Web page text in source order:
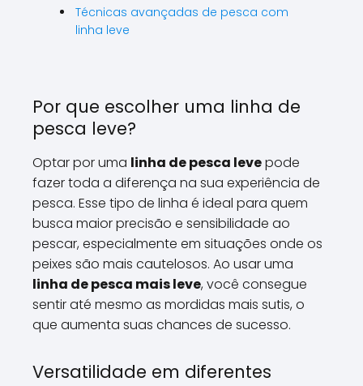
Técnicas avançadas de pesca com
linha leve
Por que escolher uma linha de
pesca leve?
Optar por uma linha de pesca levepode
fazer toda a diferença na sua experiência de
pesca. Esse tipo de linha é ideal para quem
busca maior precisão e sensibilidade ao
pescar, especialmente em situações onde os
peixes são mais cautelosos. Ao usar uma
linha de pesca mais leve, você consegue
sentir até mesmo as mordidas mais sutis, o
que aumenta suas chances de sucesso.
Versatilidade em diferentes